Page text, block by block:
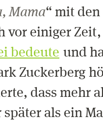
Mama“ mit
vor einiger
bedeute und
Zuckerberg
dass mehr
als ein